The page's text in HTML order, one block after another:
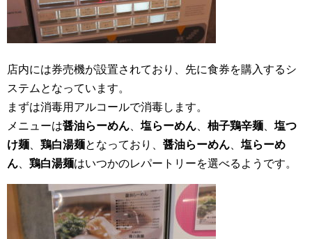
店内には券売機が設置されており、先に食券を購入するシ
ステムとなっています。
まずは消毒用アルコールで消毒します。
メニューは醤油らーめん 塩らーめん 柚子鶏辛麺
塩つ
け麺
鶏白湯麺となっており、 醤油らーめん
塩らーめ
ん
鶏白湯麺はいつかのレパートリーを選べるようです。